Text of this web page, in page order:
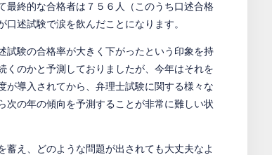
最終的な合格者は７５６人（このうち口述合格
述試験で涙を飲んだことになります。
試験の合格率が大きく下がったという印象を持
くのかと予測しておりましたが、今年はそれを
導入されてから、弁理士試験に関する様々な
の年の傾向を予測することが非常に難しい状
え、どのような問題が出されても大丈夫なよ